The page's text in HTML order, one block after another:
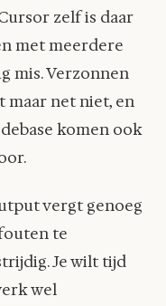
zelf is daar
met meerdere
mis. Verzonnen
maar net niet, en
komen ook
vergt genoeg
te
Je wilt tijd
wel